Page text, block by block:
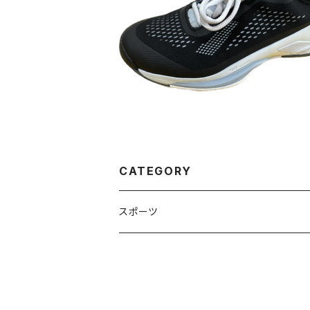
RUSH PRO 4.0 WOMENS オールコ
用シューズ
¥15,345
CATEGORY
スポーツ